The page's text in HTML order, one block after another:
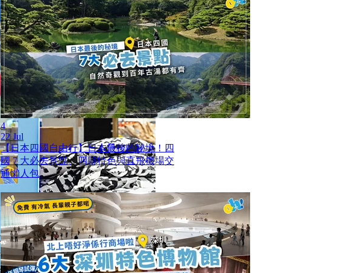
4
22 Jul
【日本四國自由行】日本最後的秘境！四
國 7 大必去景點、四縣特色與直飛機場交
通懶人包